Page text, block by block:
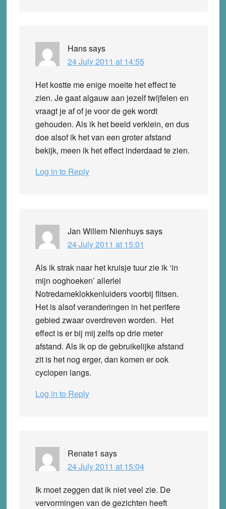
Hanssays
24 July 2011 at 14:55
Het kostte me enige moeite het effect te
zien. Je gaat algauw aan jezelf twijfelen en
vraagt je af of je voor de gek wordt
gehouden. Als ik het beeld verklein, en dus
doe alsof ik het van een groter afstand
bekijk, meen ik het effect inderdaad te zien.
Log in to Reply
Jan Willem Nienhuyssays
24 July 2011 at 15:01
Als ik strak naar het kruisje tuur zie ik ‘in
mijn ooghoeken’ allerlei
Notredameklokkenluiders voorbij flitsen.
Het is alsof veranderingen in het perifere
gebied zwaar overdreven worden. Het
effect is er bij mij zelfs op drie meter
afstand. Als ik op de gebruikelijke afstand
zit is het nog erger, dan komen er ook
cyclopen langs.
Log in to Reply
Renate1 says
24 July 2011 at 15:04
Ik moet zeggen dat ik niet veel zie. De
vervormingen van de gezichten heeft